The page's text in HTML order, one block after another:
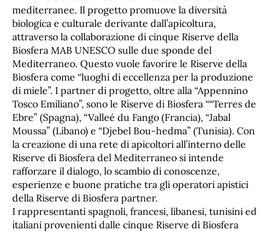
mediterranee. Il progetto promuove la diversità
biologica e culturale derivante dall’apicoltura,
attraverso la collaborazione di cinque Riserve della
Biosfera MAB UNESCO sulle due sponde del
Mediterraneo. Questo vuole favorire le Riserve della
Biosfera come “luoghi di eccellenza per la produzione
di miele”. I partner di progetto, oltre alla “Appennino
Tosco Emiliano”, sono le Riserve di Biosfera ““Terres de
Ebre” (Spagna), “Valleé du Fango (Francia), “Jabal
Moussa” (Libano) e “Djebel Bou-hedma” (Tunisia). Con
la creazione di una rete di apicoltori all’interno delle
Riserve di Biosfera del Mediterraneo si intende
rafforzare il dialogo, lo scambio di conoscenze,
esperienze e buone pratiche tra gli operatori apistici
della Riserve di Biosfera partner.
I rappresentanti spagnoli, francesi, libanesi, tunisini ed
italiani provenienti dalle cinque Riserve di Biosfera